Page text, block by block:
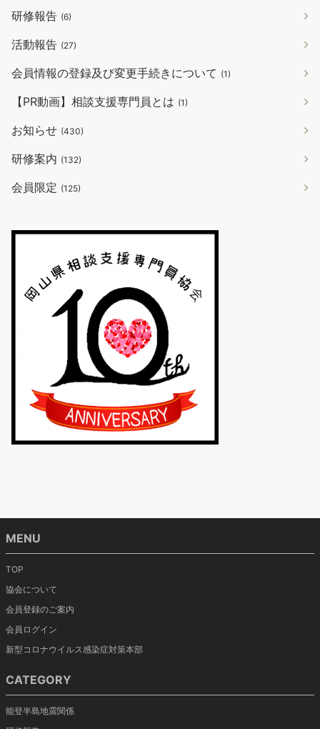
研修報告 (6)
活動報告 (27)
会員情報の登録及び変更手続きについて (1)
【PR動画】相談支援専門員とは (1)
お知らせ (430)
研修案内 (132)
会員限定 (125)
MENU
TOP
協会について
会員登録のご案内
会員ログイン
新型コロナウイルス感染症対策本部
CATEGORY
能登半島地震関係